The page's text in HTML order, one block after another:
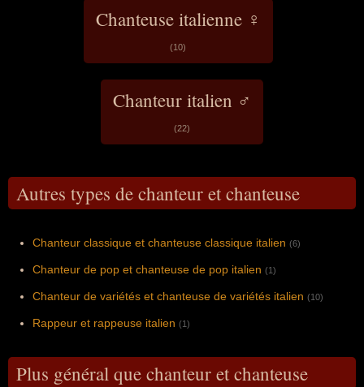
Chanteuse italienne ♀
(10)
Chanteur italien ♂
(22)
Autres types de chanteur et chanteuse
Chanteur classique et chanteuse classique italien (6)
Chanteur de pop et chanteuse de pop italien (1)
Chanteur de variétés et chanteuse de variétés italien (10)
Rappeur et rappeuse italien (1)
Plus général que chanteur et chanteuse